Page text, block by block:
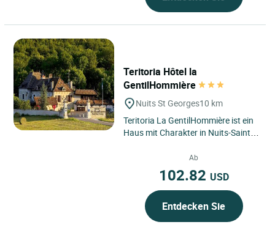
Teritoria Hôtel la
GentilHommière
Nuits St Georges10 km
Teritoria La GentilHommière ist ein
Haus mit Charakter in Nuits-Saint-
Bourgogne–Franche-Comté,...
Ab
102.82 USD
Entdecken Sie